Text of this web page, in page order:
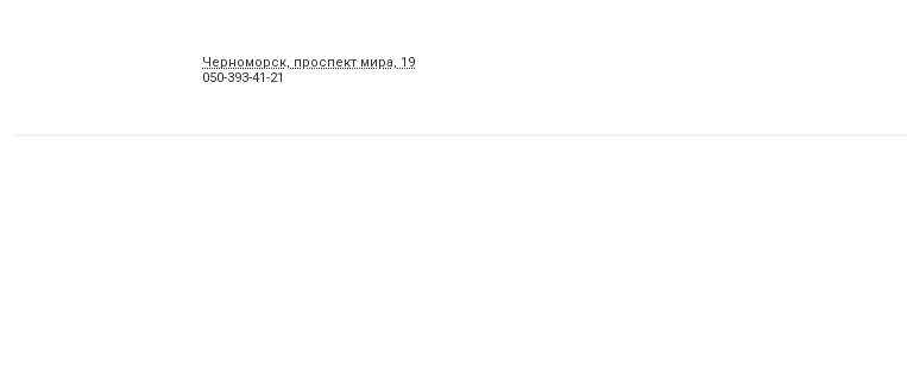
Черноморск, проспект мира, 19
050-393-41-21